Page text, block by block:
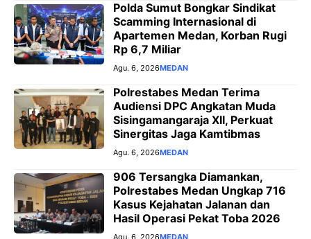
Polda Sumut Bongkar Sindikat
Scamming Internasional di
Apartemen Medan, Korban Rugi
Rp 6,7 Miliar
Agu. 6, 2026MEDAN
Polrestabes Medan Terima
Audiensi DPC Angkatan Muda
Sisingamangaraja XII, Perkuat
Sinergitas Jaga Kamtibmas
Agu. 6, 2026MEDAN
906 Tersangka Diamankan,
Polrestabes Medan Ungkap 716
Kasus Kejahatan Jalanan dan
Hasil Operasi Pekat Toba 2026